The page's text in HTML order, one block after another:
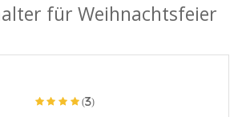
für Weihnachtsfeier
(3)